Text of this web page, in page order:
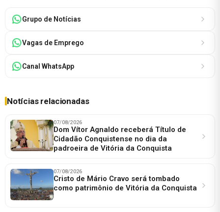
Grupo de Notícias
Vagas de Emprego
Canal WhatsApp
Notícias relacionadas
07/08/2026
Dom Vítor Agnaldo receberá Título de
Cidadão Conquistense no dia da
padroeira de Vitória da Conquista
07/08/2026
Cristo de Mário Cravo será tombado
como patrimônio de Vitória da Conquista